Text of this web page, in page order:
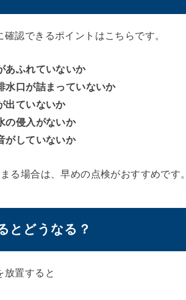
確認できるポイントはこちらです。
あふれていないか
水口が詰まっていないか
出ていないか
の侵入がないか
がしていないか
る場合は、早めの点検がおすすめです。
とどうなる？
放置すると